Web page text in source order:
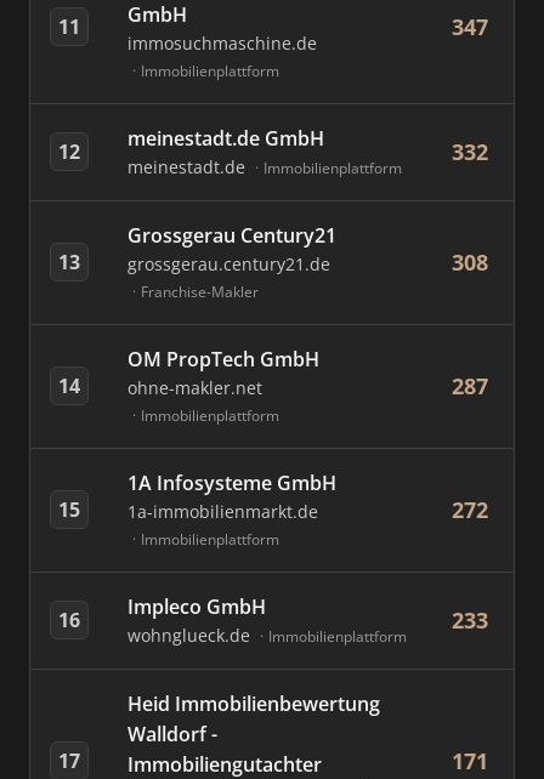
11
GmbH
immosuchmaschine.de
Immobilienplattform
347
12 meinestadt.de GmbH
meinestadt.de Immobilienplattform
332
13
Grossgerau Century21
grossgerau.century21.de
Franchise-Makler
308
14
OM PropTech GmbH
ohne-makler.net
Immobilienplattform
287
15
1A Infosysteme GmbH
1a-immobilienmarkt.de
Immobilienplattform
272
16 Impleco GmbH
wohnglueck.de Immobilienplattform
233
17
Heid Immobilienbewertung
Walldorf -
Immobiliengutachter
171